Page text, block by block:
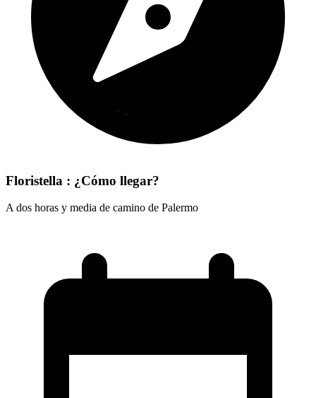
Floristella : ¿Cómo llegar?
A dos horas y media de camino de Palermo